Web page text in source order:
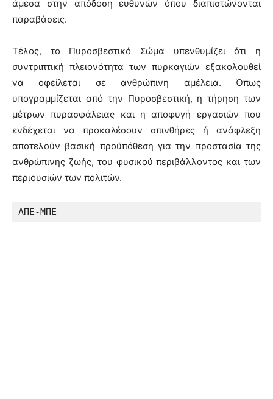
άμεσα στην απόδοση ευθυνών όπου διαπιστώνονται
παραβάσεις.
Τέλος, το Πυροσβεστικό Σώμα υπενθυμίζει ότι η
συντριπτική πλειονότητα των πυρκαγιών εξακολουθεί
να οφείλεται σε ανθρώπινη αμέλεια. Όπως
υπογραμμίζεται από την Πυροσβεστική, η τήρηση των
μέτρων πυρασφάλειας και η αποφυγή εργασιών που
ενδέχεται να προκαλέσουν σπινθήρες ή ανάφλεξη
αποτελούν βασική προϋπόθεση για την προστασία της
ανθρώπινης ζωής, του φυσικού περιβάλλοντος και των
περιουσιών των πολιτών.
ΑΠΕ-ΜΠΕ